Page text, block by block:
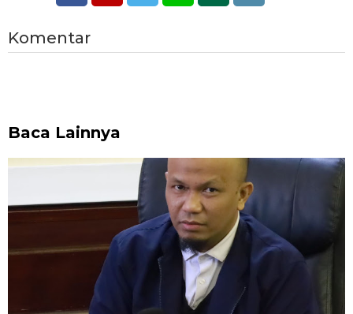
Komentar
Baca Lainnya